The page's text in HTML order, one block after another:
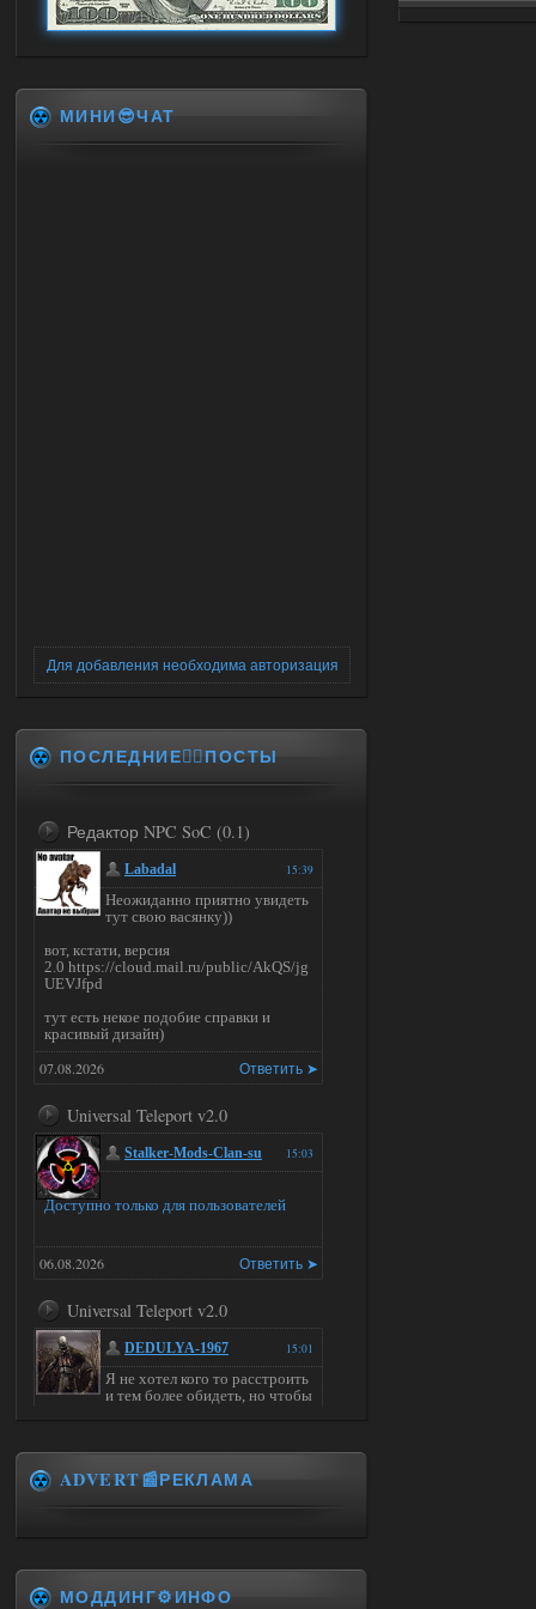
МИНИ😎ЧАТ
Для добавления необходима авторизация
ПОСЛЕДНИЕ✍🏻ПОСТЫ
Редактор NPC SoC (0.1)
15:39
Labadal
Неожиданно приятно увидеть
тут свою васянку))
вот, кстати, версия
2.0 https://cloud.mail.ru/public/AkQS/jg
UEVJfpd
тут есть некое подобие справки и
красивый дизайн)
Ответить ➤
07.08.2026
Universal Teleport v2.0
15:03
Stalker-Mods-Clan-su
Доступно только для пользователей
Ответить ➤
06.08.2026
Universal Teleport v2.0
15:01
DEDULYA-1967
Я не хотел кого то расстроить
и тем более обидеть, но чтобы
Ответить ➤
06.08.2026
ADVERT📰РЕКЛАМА
МОДДИНГ⚙️ИНФО